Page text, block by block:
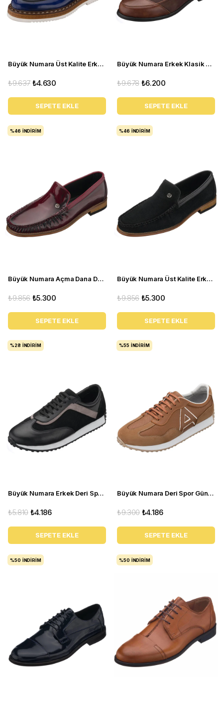
Büyük Numara Üst Kalite Erkek Ayakkabı - ALP76 Lacivert Açma
₺4.630
₺9.637
SEPETE EKLE
Büyük Numara Erkek Klasik Ayakkabı - Tr1071 Kahverengi
₺6.200
₺9.678
SEPETE EKLE
Büyük Numara Açma Dana Derisi Üst Kalite Erkek Ayakkabı - NV02 Bordo Açma
₺5.300
₺9.856
SEPETE EKLE
%46 İNDIRIM
Büyük Numara Üst Kalite Erkek Klasik Ayakkabı - NV02 Siyah süet
₺5.300
₺9.856
SEPETE EKLE
%46 İNDIRIM
Büyük Numara Erkek Deri Spor Ayakkabı - KB77 siyah
₺4.186
₺5.810
SEPETE EKLE
%28 İNDIRIM
Büyük Numara Deri Spor Günlük Ayakkabı - GG18 Kum
₺4.186
₺9.300
SEPETE EKLE
%55 İNDIRIM
%50 İNDIRIM %50 İNDIRIM